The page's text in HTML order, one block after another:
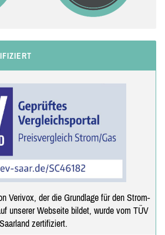
Verivox, der die Grundlage für den Strom-
unserer Webseite bildet, wurde vom TÜV
Saarland zertifiziert.